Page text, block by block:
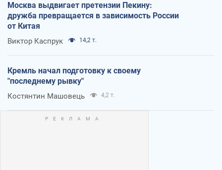
Москва выдвигает претензии Пекину:
дружба превращается в зависимость России
от Китая
Виктор Каспрук 14,2 т.
Кремль начал подготовку к своему
"последнему рывку"
Костянтин Машовець 4,2 т.